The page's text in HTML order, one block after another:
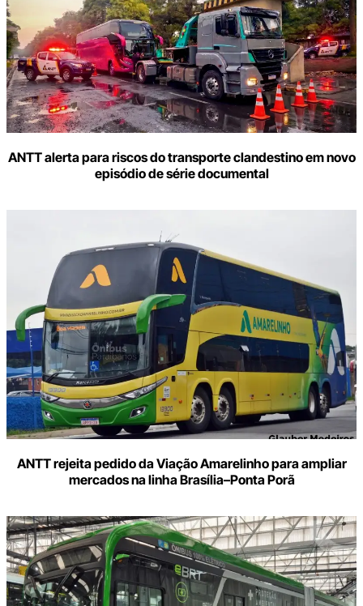
ANTT alerta para riscos do transporte clandestino em novo
episódio de série documental
ANTT rejeita pedido da Viação Amarelinho para ampliar
mercados na linha Brasília–Ponta Porã